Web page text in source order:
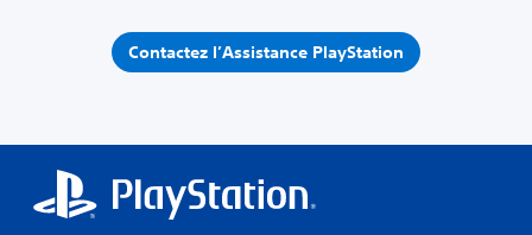
Contactez l’Assistance PlayStation